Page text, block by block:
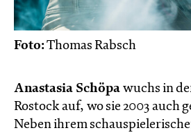
Foto:Thomas Rabsch
Anastasia Schöpa wuchs in
Rostock auf, wo sie 2003 auch
Neben ihrem